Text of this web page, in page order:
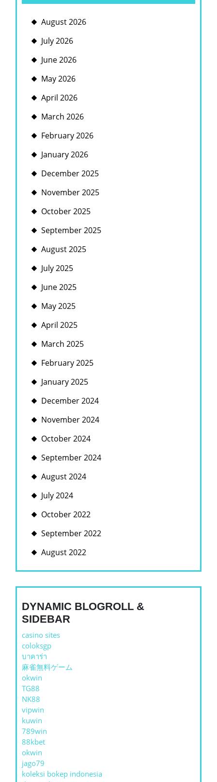
August 2026
July 2026
June 2026
May 2026
April 2026
March 2026
February 2026
January 2026
December 2025
November 2025
October 2025
September 2025
August 2025
July 2025
June 2025
May 2025
April 2025
March 2025
February 2025
January 2025
December 2024
November 2024
October 2024
September 2024
August 2024
July 2024
October 2022
September 2022
August 2022
DYNAMIC BLOGROLL &
SIDEBAR
casino sites
coloksgp
บาคาร่า
麻雀無料ゲーム
okwin
TG88
NK88
vipwin
kuwin
789win
88kbet
okwin
jago79
koleksi bokep indonesia